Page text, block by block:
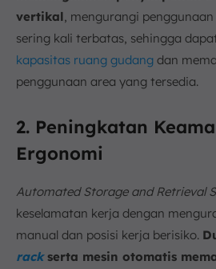
vertikal , mengurangi
sering kali terbatas, sehingga
kapasitas ruang gudang dan
penggunaan area yang tersedia.
2. Peningkatan
Ergonomi
Automated Storage and Retrieval
keselamatan kerja dengan
manual dan posisi kerja berisiko.
rackserta mesin otomatis